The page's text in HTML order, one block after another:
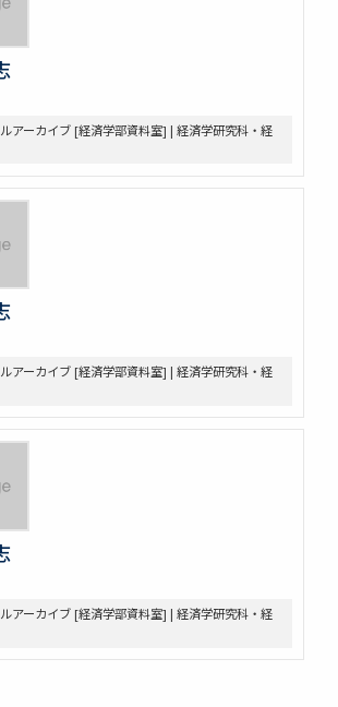
アーカイブ [経済学部資料室] | 経済学研究科・経
アーカイブ [経済学部資料室] | 経済学研究科・経
アーカイブ [経済学部資料室] | 経済学研究科・経